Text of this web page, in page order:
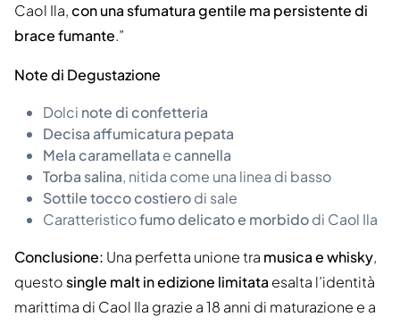
Caol Ila,con una sfumatura gentile ma persistente di
brace fumante.”
Note di Degustazione
Dolci note di confetteria
Decisa affumicatura pepata
Mela caramellata ecannella
Torba salina, nitida come una linea di basso
Sottile tocco costierodi sale
Caratteristicofumo delicato e morbidodi Caol Ila
Conclusione: Una perfetta unione tra musica e whisky,
questosingle malt in edizione limitata esalta l’identità
marittima di Caol Ila grazie a 18 anni di maturazione e a